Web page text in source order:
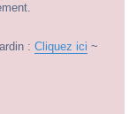
: Cliquez ici ~